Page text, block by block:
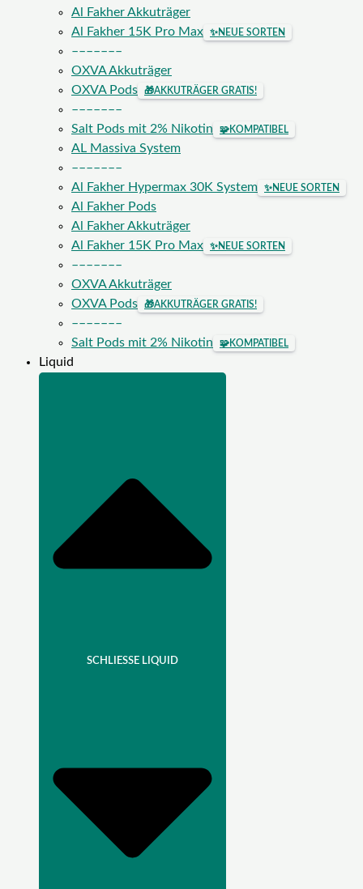
Al Fakher Akkuträger
Al Fakher 15K Pro Max
✨NEUE SORTEN
–––––––
OXVA Akkuträger
OXVA Pods
🎁AKKUTRÄGER GRATIS!
–––––––
Salt Pods mit 2% Nikotin
🧩KOMPATIBEL
AL Massiva System
–––––––
Al Fakher Hypermax 30K System
✨NEUE SORTEN
Al Fakher Pods
Al Fakher Akkuträger
Al Fakher 15K Pro Max
✨NEUE SORTEN
–––––––
OXVA Akkuträger
OXVA Pods
🎁AKKUTRÄGER GRATIS!
–––––––
Salt Pods mit 2% Nikotin
🧩KOMPATIBEL
Liquid
SCHLIESSE LIQUID